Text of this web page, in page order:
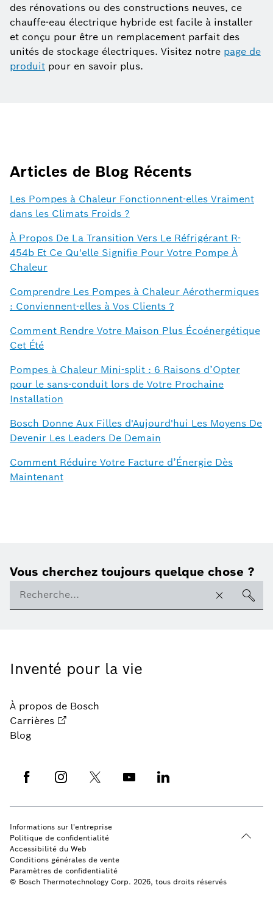
des rénovations ou des constructions neuves, ce
chauffe-eau électrique hybride est facile à installer
et conçu pour être un remplacement parfait des
unités de stockage électriques. Visitez notre page de
produit pour en savoir plus.
Articles de Blog Récents
Les Pompes à Chaleur Fonctionnent-elles Vraiment
dans les Climats Froids ?
À Propos De La Transition Vers Le Réfrigérant R-
454b Et Ce Qu'elle Signifie Pour Votre Pompe À
Chaleur
Comprendre Les Pompes à Chaleur Aérothermiques
: Conviennent-elles à Vos Clients ?
Comment Rendre Votre Maison Plus Écoénergétique
Cet Été
Pompes à Chaleur Mini-split : 6 Raisons d’Opter
pour le sans-conduit lors de Votre Prochaine
Installation
Bosch Donne Aux Filles d'Aujourd'hui Les Moyens De
Devenir Les Leaders De Demain
Comment Réduire Votre Facture d’Énergie Dès
Maintenant
Vous cherchez toujours quelque chose ?
Inventé pour la vie
À propos de Bosch
Carrières
Blog
© Bosch Thermotechnology Corp. 2026, tous droits réservés
Informations sur l'entreprise
Politique de confidentialité
Accessibilité du Web
Conditions générales de vente
Paramètres de confidentialité